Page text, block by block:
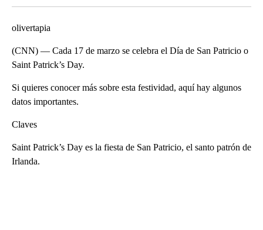
olivertapia
(CNN) — Cada 17 de marzo se celebra el Día de San Patricio o
Saint Patrick’s Day.
Si quieres conocer más sobre esta festividad, aquí hay algunos
datos importantes.
Claves
Saint Patrick’s Day es la fiesta de San Patricio, el santo patrón de
Irlanda.